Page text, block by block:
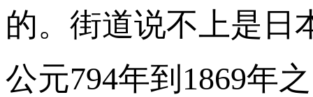
的。街道说不上是日
公元794年到1869年